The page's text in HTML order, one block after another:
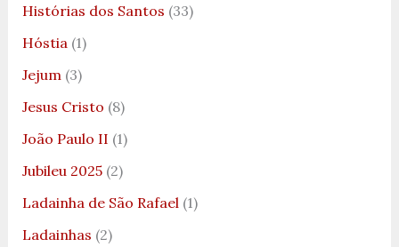
Histórias dos Santos (33)
Hóstia (1)
Jejum (3)
Jesus Cristo (8)
João Paulo II (1)
Jubileu 2025(2)
Ladainha de São Rafael (1)
Ladainhas (2)